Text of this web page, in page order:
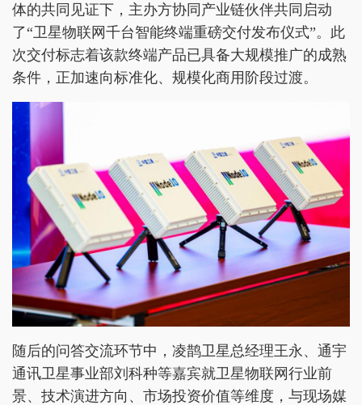
体的共同见证下，主办方协同产业链伙伴共同启动
了“卫星物联网千台智能终端重磅交付发布仪式”。此
次交付标志着该款终端产品已具备大规模推广的成熟
条件，正加速向标准化、规模化商用阶段过渡。
随后的问答交流环节中，凌鹊卫星总经理王永、通宇
通讯卫星事业部刘科种等嘉宾就卫星物联网行业前
景、技术演进方向、市场投资价值等维度，与现场媒